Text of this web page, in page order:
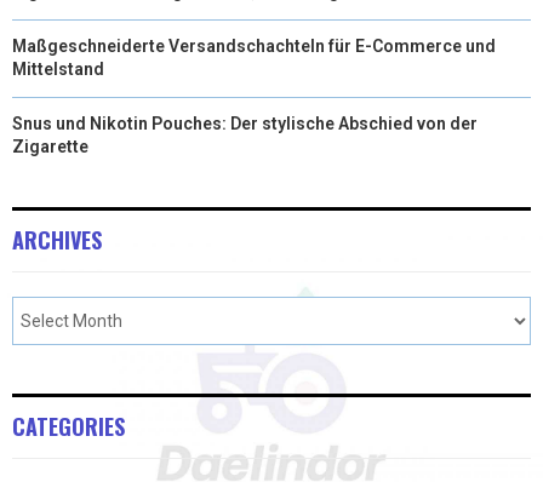
Maßgeschneiderte Versandschachteln für E-Commerce und
Mittelstand
Snus und Nikotin Pouches: Der stylische Abschied von der
Zigarette
ARCHIVES
CATEGORIES